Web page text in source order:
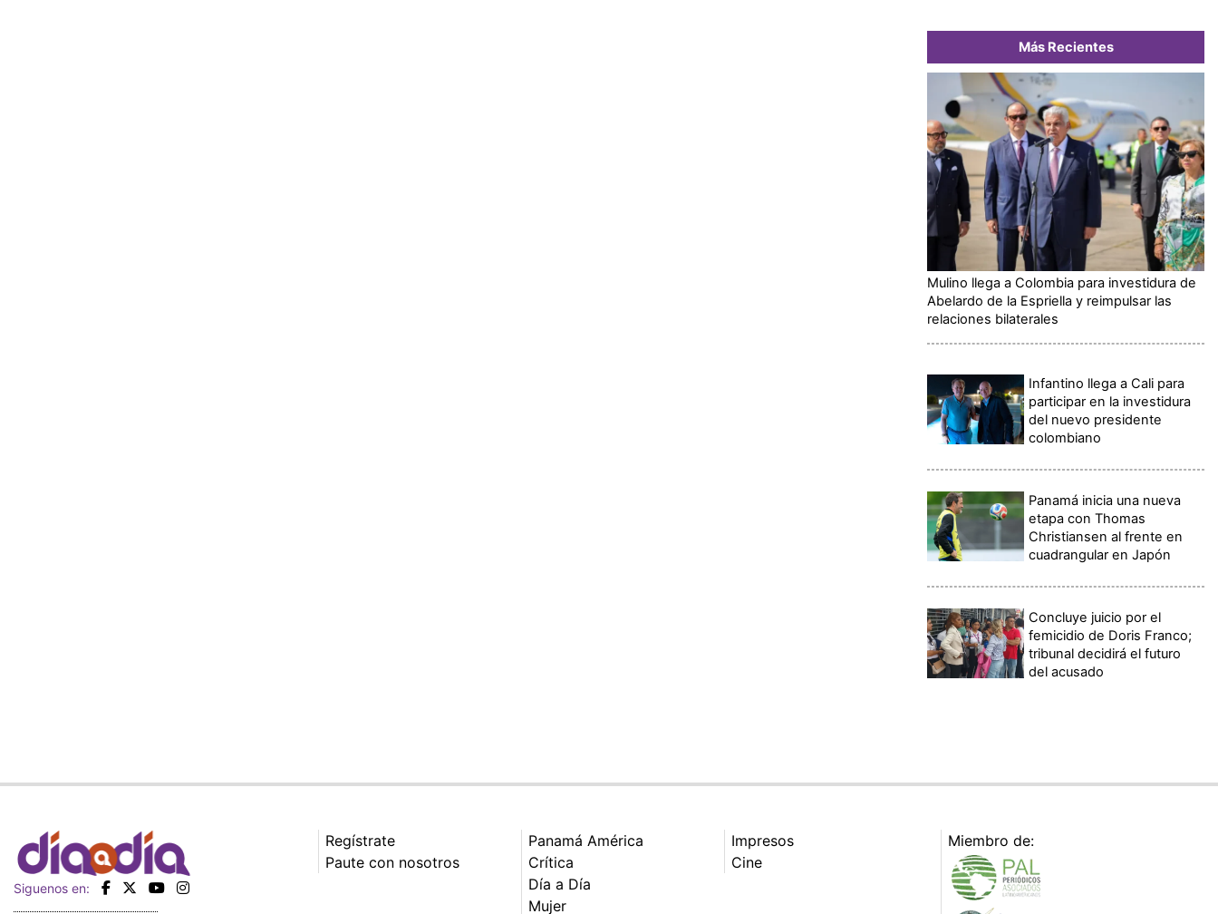
Más Recientes
Mulino llega a Colombia para investidura de
Abelardo de la Espriella y reimpulsar las
relaciones bilaterales
Infantino llega a Cali para
participar en la investidura
del nuevo presidente
colombiano
Panamá inicia una nueva
etapa con Thomas
Christiansen al frente en
cuadrangular en Japón
Concluye juicio por el
femicidio de Doris Franco;
tribunal decidirá el futuro
del acusado
Siguenos en:
Regístrate
Paute con nosotros
Panamá América
Crítica
Día a Día
Mujer
Impresos
Cine
Miembro de: